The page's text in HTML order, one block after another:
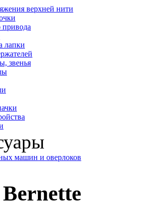
верхней нити
лапки
звенья
машин и оверлоков